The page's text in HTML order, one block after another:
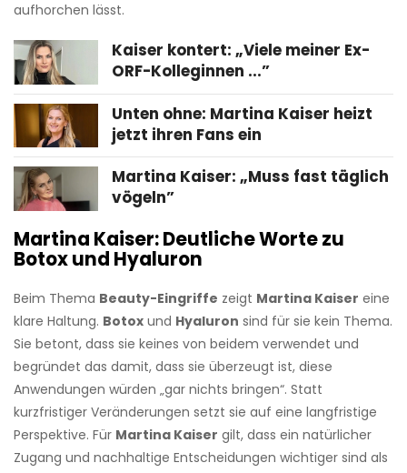
aufhorchen lässt.
Kaiser kontert: „Viele meiner Ex-
ORF-Kolleginnen ...”
Unten ohne: Martina Kaiser heizt
jetzt ihren Fans ein
Martina Kaiser: „Muss fast täglich
vögeln”
Martina Kaiser: Deutliche Worte zu
Botox und Hyaluron
Beim Thema Beauty-Eingriffe zeigt Martina Kaiser eine
klare Haltung. Botox und Hyaluron sind für sie kein Thema.
Sie betont, dass sie keines von beidem verwendet und
begründet das damit, dass sie überzeugt ist, diese
Anwendungen würden „gar nichts bringen“. Statt
kurzfristiger Veränderungen setzt sie auf eine langfristige
Perspektive. Für Martina Kaiser gilt, dass ein natürlicher
Zugang und nachhaltige Entscheidungen wichtiger sind als